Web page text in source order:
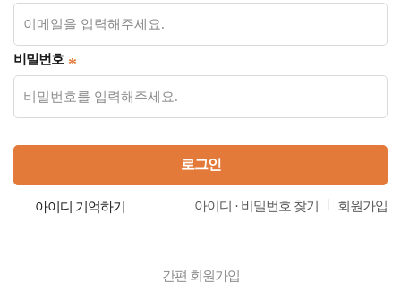
비밀번호
로그인
아이디 기억하기 회원가입
아이디 · 비밀번호 찾기
간편 회원가입